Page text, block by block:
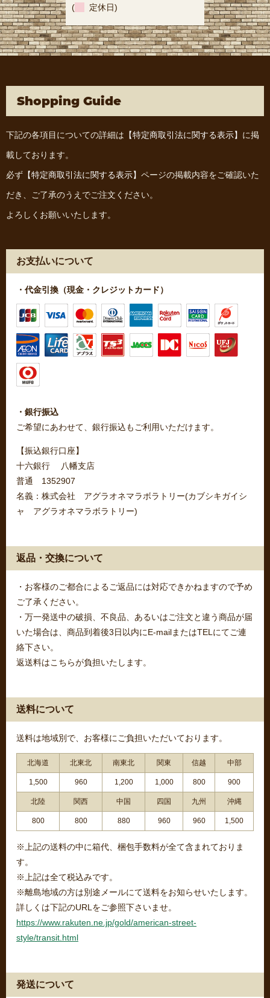
( 定休日)
Shopping Guide
下記の各項目についての詳細は 【特定商取引法に関する表示】 に掲
載しております。
必ず 【特定商取引法に関する表示】 ページの掲載内容をご確認いた
だき、ご了承のうえでご注文ください。
よろしくお願いいたします。
お支払いについて
・代金引換（現金・クレジットカード）
・銀行振込
ご希望にあわせて、銀行振込もご利用いただけます。
【振込銀行口座】
十六銀行 八幡支店
普通 1352907
名義：株式会社 アグラオネマラボラトリー(カブシキガイシ
ャ アグラオネマラボラトリー)
返品・交換について
・お客様のご都合によるご返品には対応できかねますので予め
ご了承ください。
・万一発送中の破損、不良品、あるいはご注文と違う商品が届
いた場合は、商品到着後3日以内にE-mailまたはTELにてご連
絡下さい。
返送料はこちらが負担いたします。
送料について
送料は地域別で、お客様にご負担いただいております。
北海道 北東北 南東北 関東 信越 中部
1,500 960 1,200 1,000 800 900
北陸 関西 中国 四国 九州 沖縄
800 800 880 960 960 1,500
※上記の送料の中に箱代、梱包手数料が全て含まれておりま
す。
※上記は全て税込みです。
※離島地域の方は別途メールにて送料をお知らせいたします。
詳しくは下記のURLをご参照下さいませ。
https://www.rakuten.ne.jp/gold/american-street-
style/transit.html
発送について